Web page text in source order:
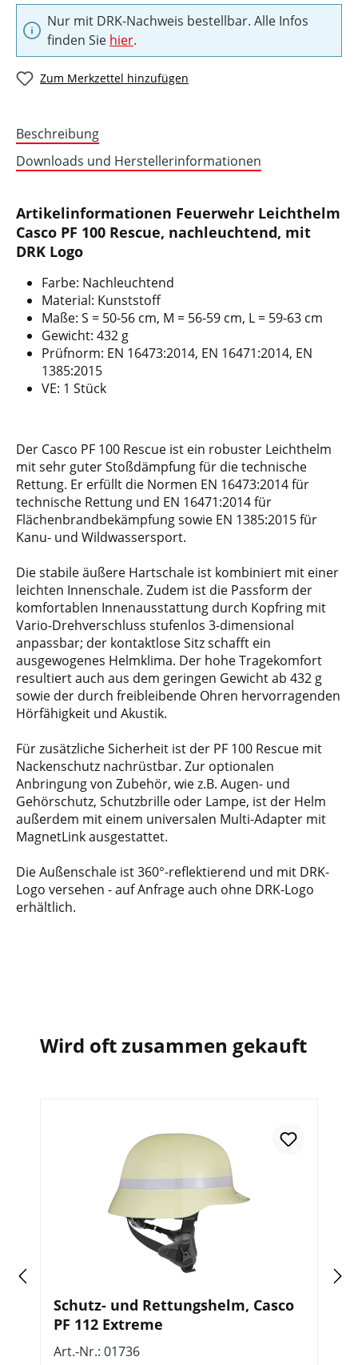
Nur mit DRK-Nachweis bestellbar. Alle Infos
finden Sie hier.
Zum Merkzettel hinzufügen
Beschreibung
Downloads und Herstellerinformationen
Artikelinformationen Feuerwehr Leichthelm
Casco PF 100 Rescue, nachleuchtend, mit
DRK Logo
Farbe: Nachleuchtend
Material: Kunststoff
Maße: S = 50-56 cm, M = 56-59 cm, L = 59-63 cm
Gewicht: 432 g
Prüfnorm: EN 16473:2014, EN 16471:2014, EN
1385:2015
VE: 1 Stück
Der Casco PF 100 Rescue ist ein robuster Leichthelm
mit sehr guter Stoßdämpfung für die technische
Rettung. Er erfüllt die Normen EN 16473:2014 für
technische Rettung und EN 16471:2014 für
Flächenbrandbekämpfung sowie EN 1385:2015 für
Kanu- und Wildwassersport.
Die stabile äußere Hartschale ist kombiniert mit einer
leichten Innenschale. Zudem ist die Passform der
komfortablen Innenausstattung durch Kopfring mit
Vario-Drehverschluss stufenlos 3-dimensional
anpassbar; der kontaktlose Sitz schafft ein
ausgewogenes Helmklima. Der hohe Tragekomfort
resultiert auch aus dem geringen Gewicht ab 432 g
sowie der durch freibleibende Ohren hervorragenden
Hörfähigkeit und Akustik.
Für zusätzliche Sicherheit ist der PF 100 Rescue mit
Nackenschutz nachrüstbar. Zur optionalen
Anbringung von Zubehör, wie z.B. Augen- und
Gehörschutz, Schutzbrille oder Lampe, ist der Helm
außerdem mit einem universalen Multi-Adapter mit
MagnetLink ausgestattet.
Die Außenschale ist 360°-reflektierend und mit DRK-
Logo versehen - auf Anfrage auch ohne DRK-Logo
erhältlich.
Wird oft zusammen gekauft
Schutz- und Rettungshelm, Casco
PF 112 Extreme
Art.-Nr.: 01736